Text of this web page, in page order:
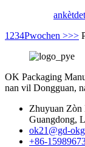
ankèt
1 234Pwochen >>>
OK Packaging
nan vil Dongguan,
Zhuyuan Zòn
Guangdong,
ok21@gd-
+86-